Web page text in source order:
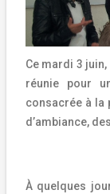
Ce mardi 3
réunie pour
consacrée à la
d’ambiance,
À quelques